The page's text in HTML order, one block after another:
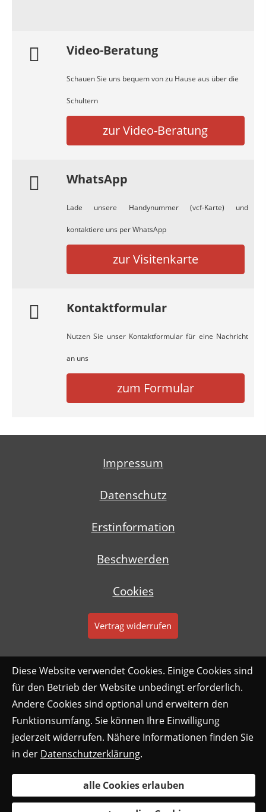
Video-Beratung
Schauen Sie uns bequem von zu Hause aus über die
Schultern
zur Video-Beratung
WhatsApp
Lade unsere Handynummer (vcf-Karte) und
kontaktiere uns per WhatsApp
zur Visitenkarte
Kontaktformular
Nutzen Sie unser Kontaktformular für eine Nachricht
an uns
zum Formular
Impressum
Datenschutz
Erstinformation
Beschwerden
Cookies
Vertrag widerrufen
Diese Website verwendet Cookies. Einige Cookies sind
für den Betrieb der Website unbedingt erforderlich.
Andere Cookies sind optional und erweitern den
Funktionsumfang. Sie können Ihre Einwilligung
jederzeit widerrufen. Nähere Informationen finden Sie
in der Datenschutzerklärung.
alle Cookies erlauben